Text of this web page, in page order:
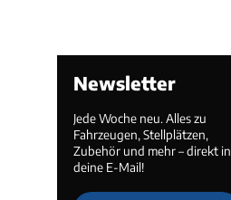
Newsletter
Jede Woche neu. Alles zu
Fahrzeugen, Stellplätzen,
Zubehör und mehr – direkt in
deine E-Mail!